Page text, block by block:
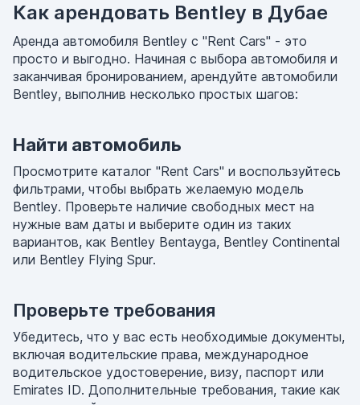
Как арендовать Bentley в Дубае
Аренда автомобиля Bentley с "Rent Cars" - это
просто и выгодно. Начиная с выбора автомобиля и
заканчивая бронированием, арендуйте автомобили
Bentley, выполнив несколько простых шагов:
Найти автомобиль
Просмотрите каталог "Rent Cars" и воспользуйтесь
фильтрами, чтобы выбрать желаемую модель
Bentley. Проверьте наличие свободных мест на
нужные вам даты и выберите один из таких
вариантов, как Bentley Bentayga, Bentley Continental
или Bentley Flying Spur.
Проверьте требования
Убедитесь, что у вас есть необходимые документы,
включая водительские права, международное
водительское удостоверение, визу, паспорт или
Emirates ID. Дополнительные требования, такие как